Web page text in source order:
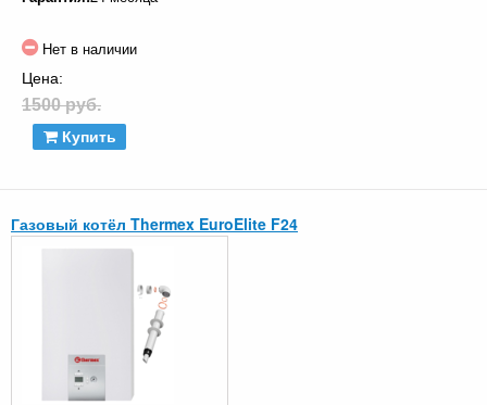
Нет в наличии
Цена:
1500 руб.
Купить
Газовый котёл Thermex EuroElite F24